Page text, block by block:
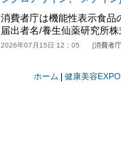
消費者庁は機能性表示食品
届出者名/養生仙薬研究所
2026年07月15日 12：05 消費者庁
ホーム 健康美容